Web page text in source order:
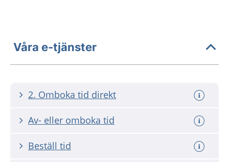
Våra e-tjänster
2. Omboka tid direkt
Av- eller omboka tid
Beställ tid